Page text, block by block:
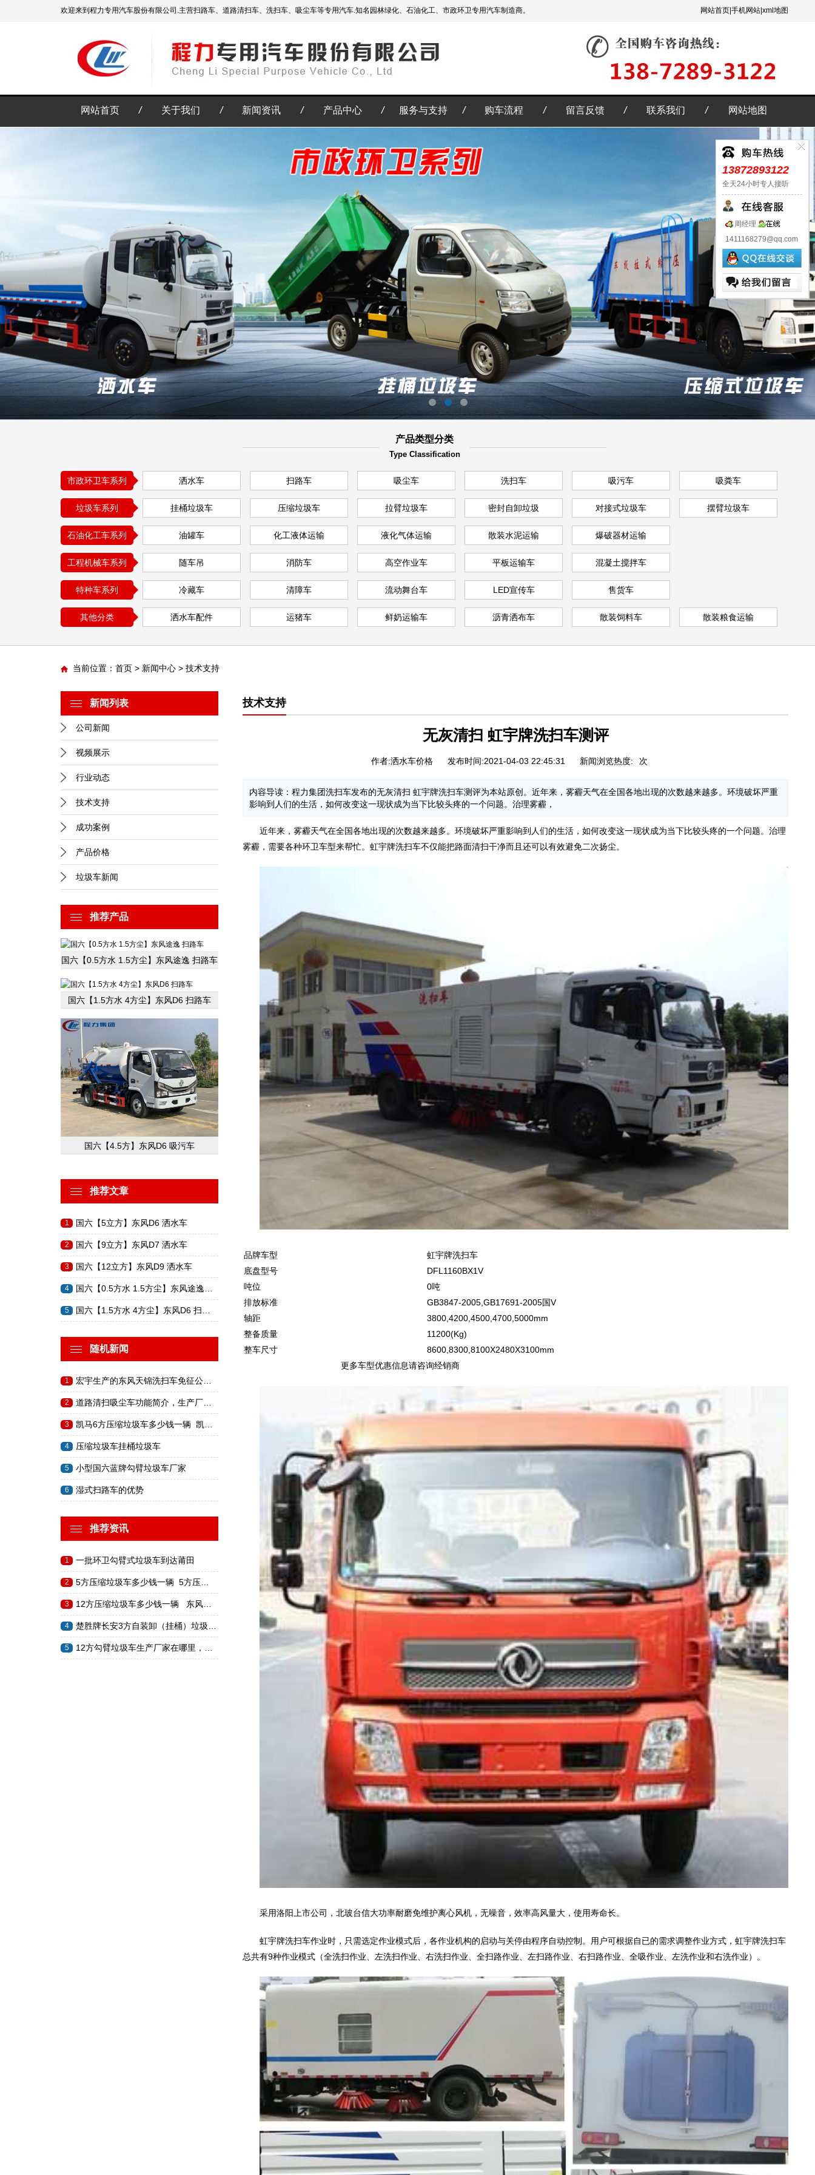
欢迎来到程力专用汽车股份有限公司.主营扫路车、道路清扫车、洗扫车、吸尘车等专用汽车.知名园林绿化、石油化工、市政环卫专用汽车制造商。 网站首页| 手机网站| xml地图
网站首页 / 关于我们 / 新闻资讯 / 产品中心 / 服务与支持 / 购车流程 / 留言反馈 / 联系我们 / 网站地图
产品类型分类
Type Classification
市政环卫车系列 洒水车 扫路车 吸尘车 洗扫车 吸污车
吸粪车
高压清洗车
垃圾车系列
挂桶垃圾车 压缩垃圾车 拉臂垃圾车
密封自卸垃圾
车
对接式垃圾车 摆臂垃圾车
石油化工车系列 油罐车
化工液体运输
车
液化气体运输
车
散装水泥运输
车
爆破器材运输
车
工程机械车系列
随车吊 消防车 高空作业车 平板运输车 混凝土搅拌车
特种车系列 冷藏车 清障车 流动舞台车 LED宣传车 售货车
其他分类 洒水车配件 运猪车 鲜奶运输车 沥青洒布车 散装饲料车
散装粮食运输
当前位置： 首页 > 新闻中心 > 技术支持
新闻列表
公司新闻
视频展示
行业动态
技术支持
成功案例
产品价格
垃圾车新闻
推荐产品
国六【0.5方水 1.5方尘】东风途逸 扫路车
国六【1.5方水 4方尘】东风D6 扫路车
国六【4.5方】东风D6 吸污车
推荐文章
1 国六【5立方】东风D6 洒水车
2 国六【9立方】东风D7 洒水车
3 国六【12立方】东风D9 洒水车
4 国六【0.5方水 1.5方尘】东风途逸…
5 国六【1.5方水 4方尘】东风D6 扫…
随机新闻
1 宏宇生产的东风天锦洗扫车免征公…
2 道路清扫吸尘车功能简介，生产厂…
3 凯马6方压缩垃圾车多少钱一辆 凯…
4 压缩垃圾车挂桶垃圾车
5 小型国六蓝牌勾臂垃圾车厂家
6 湿式扫路车的优势
推荐资讯
1 一批环卫勾臂式垃圾车到达莆田
2 5方压缩垃圾车多少钱一辆 5方压…
3 12方压缩垃圾车多少钱一辆 东风…
4 楚胜牌长安3方自装卸（挂桶）垃圾…
5 12方勾臂垃圾车生产厂家在哪里，…
技术支持
无灰清扫 虹宇牌洗扫车测评
作者:洒水车价格 发布时间:2021-04-03 22:45:31 新闻浏览热度: 次
内容导读：程力集团洗扫车发布的无灰清扫 虹宇牌洗扫车测评为本站原创。近年来，雾霾天气在全国各地出现的次数越来越多。环境破坏严重
影响到人们的生活，如何改变这一现状成为当下比较头疼的一个问题。治理雾霾，
近年来，雾霾天气在全国各地出现的次数越来越多。环境破坏严重影响到人们的生活，如何改变这一现状成为当下比较头疼的一个问题。治理
雾霾，需要各种环卫车型来帮忙。虹宇牌洗扫车不仅能把路面清扫干净而且还可以有效避免二次扬尘。
品牌车型
虹宇牌洗扫车
底盘型号
DFL1160BX1V
吨位
0吨
排放标准
GB3847-2005,GB17691-2005国V
轴距
3800,4200,4500,4700,5000mm
整备质量
11200(Kg)
整车尺寸
8600,8300,8100X2480X3100mm
更多车型优惠信息请咨询经销商
采用洛阳上市公司，北玻台信大功率耐磨免维护离心风机，无噪音，效率高风量大，使用寿命长。
虹宇牌洗扫车作业时，只需选定作业模式后，各作业机构的启动与关停由程序自动控制。用户可根据自已的需求调整作业方式，虹宇牌洗扫车
总共有9种作业模式（全洗扫作业、左洗扫作业、右洗扫作业、全扫路作业、左扫路作业、右扫路作业、全吸作业、左洗作业和右洗作业）。
13872893122
全天24小时专人接听
周经理
1411168279@qq.com